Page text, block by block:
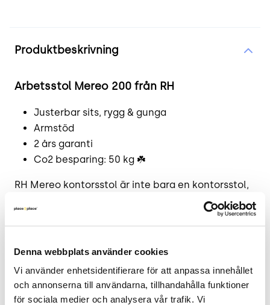
Denna webbplats använder cookies
Vi använder enhetsidentifierare för att anpassa innehållet
och annonserna till användarna, tillhandahålla funktioner
för sociala medier och analysera vår trafik. Vi
Produktbeskrivning
Arbetsstol Mereo 200 från RH
Justerbar sits, rygg & gunga
Armstöd
2 års garanti
Co2 besparing: 50 kg ☘️
RH Mereo kontorsstol är inte bara en kontorsstol,
affärsverktyg. RH Mereo är utformad med syftet
arbetsprestanda. Den är lätt att anpassa efter
stolen blir en helt personlig stol som passar i
kontorslandskapet.